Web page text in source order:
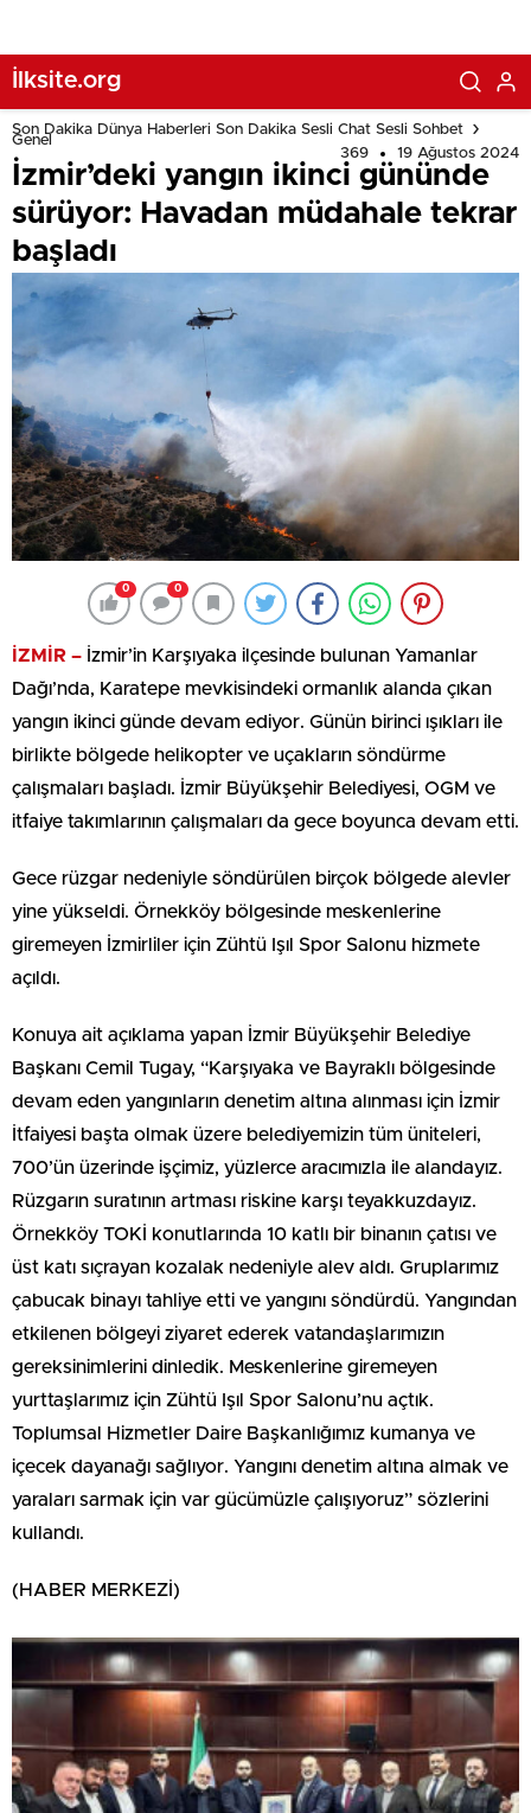
İlksite.org
Son Dakika Dünya Haberleri Son Dakika Sesli Chat Sesli Sohbet
Genel
369
19 Ağustos 2024
İzmir’deki yangın ikinci gününde
sürüyor: Havadan müdahale tekrar
başladı
0 0
İZMİR – İzmir’in Karşıyaka ilçesinde bulunan Yamanlar
Dağı’nda, Karatepe mevkisindeki ormanlık alanda çıkan
yangın ikinci günde devam ediyor. Günün birinci ışıkları ile
birlikte bölgede helikopter ve uçakların söndürme
çalışmaları başladı. İzmir Büyükşehir Belediyesi, OGM ve
itfaiye takımlarının çalışmaları da gece boyunca devam etti.
Gece rüzgar nedeniyle söndürülen birçok bölgede alevler
yine yükseldi. Örnekköy bölgesinde meskenlerine
giremeyen İzmirliler için Zühtü Işıl Spor Salonu hizmete
açıldı.
Konuya ait açıklama yapan İzmir Büyükşehir Belediye
Başkanı Cemil Tugay, “Karşıyaka ve Bayraklı bölgesinde
devam eden yangınların denetim altına alınması için İzmir
İtfaiyesi başta olmak üzere belediyemizin tüm üniteleri,
700’ün üzerinde işçimiz, yüzlerce aracımızla ile alandayız.
Rüzgarın suratının artması riskine karşı teyakkuzdayız.
Örnekköy TOKİ konutlarında 10 katlı bir binanın çatısı ve
üst katı sıçrayan kozalak nedeniyle alev aldı. Gruplarımız
çabucak binayı tahliye etti ve yangını söndürdü. Yangından
etkilenen bölgeyi ziyaret ederek vatandaşlarımızın
gereksinimlerini dinledik. Meskenlerine giremeyen
yurttaşlarımız için Zühtü Işıl Spor Salonu’nu açtık.
Toplumsal Hizmetler Daire Başkanlığımız kumanya ve
içecek dayanağı sağlıyor. Yangını denetim altına almak ve
yaraları sarmak için var gücümüzle çalışıyoruz” sözlerini
kullandı.
(HABER MERKEZİ)